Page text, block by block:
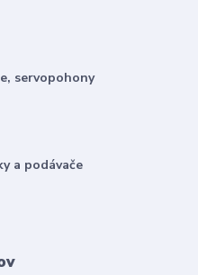
servopohony
a podávače